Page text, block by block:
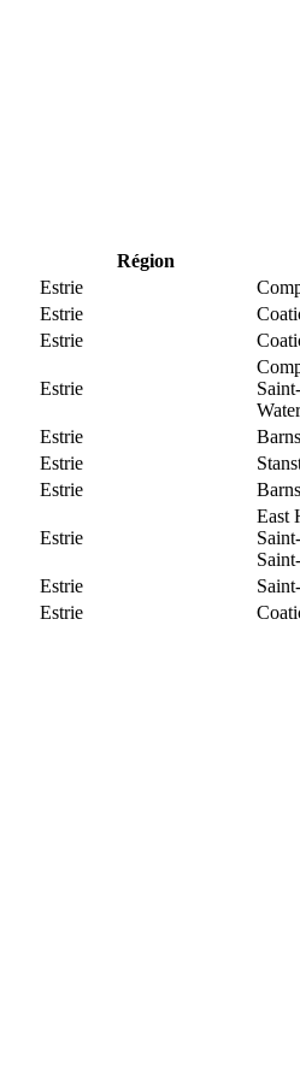
Région
Estrie
Estrie
Estrie
Estrie
Estrie
Estrie
Estrie
Estrie
East
Estrie
Estrie